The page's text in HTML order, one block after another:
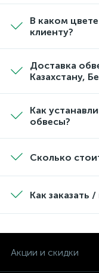
В каком
клиенту?
Доставка
Казахстану,
Как
обвесы?
Сколько
Как заказать
Акции и скидки